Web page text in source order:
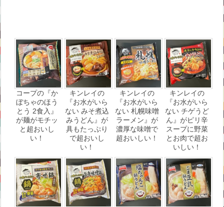
コープの『か
ぼちゃのほう
とう 2食入』
が麺がモチッ
と超おいし
い！
キンレイの
『お水がいら
ない みそ煮込
みうどん』が
具もたっぷり
で超おいし
い！
キンレイの
『お水がいら
ない 札幌味噌
ラーメン』が
濃厚な味噌で
超おいしい！
キンレイの
『お水がいら
ない チゲうど
ん』がピリ辛
スープに野菜
とお肉で超お
いしい！